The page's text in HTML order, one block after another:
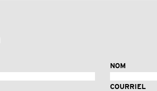
NOM
COURRIEL